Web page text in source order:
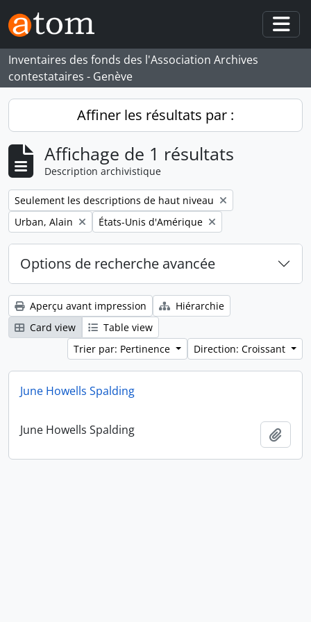
Skip to main content
Inventaires des fonds des l'Association Archives
contestataires - Genève
Affiner les résultats par :
Affichage de 1 résultats
Description archivistique
Remove filter:
Seulement les descriptions de haut niveau
Remove filter:
Urban, Alain Remove filter:
États-Unis d'Amérique
Options de recherche avancée
Aperçu avant impression
Hiérarchie
Card view
Table view
Trier par: Pertinence
Direction: Croissant
June Howells Spalding
June Howells Spalding